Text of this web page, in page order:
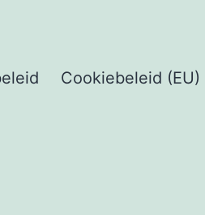
Cookiebeleid (EU)